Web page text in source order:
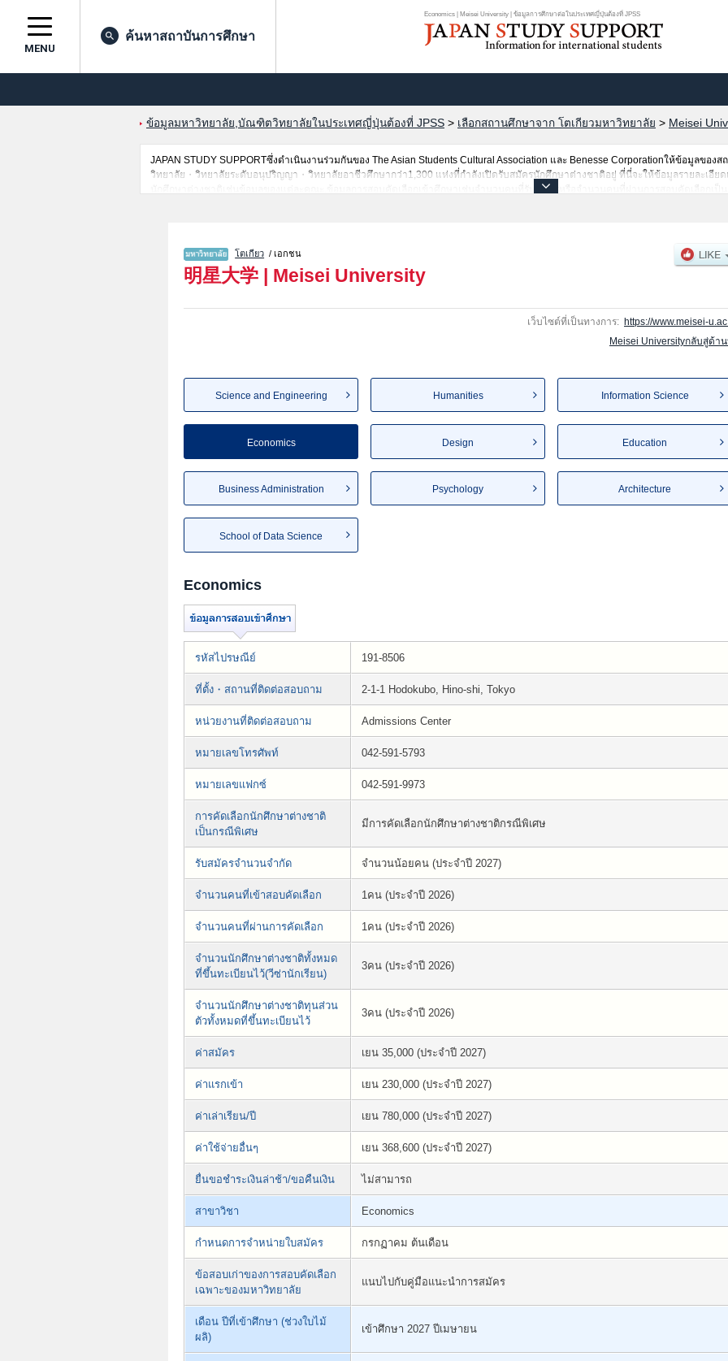
Economics | Meisei University | ข้อมูลการศึกษาต่อในประเทศญี่ปุ่นต้องที่ JPSS
MENU
ค้นหาสถาบันการศึกษา
ข้อมูลมหาวิทยาลัย,บัณฑิตวิทยาลัยในประเทศญี่ปุ่นต้องที่ JPSS > เลือกสถานศึกษาจาก โตเกียวมหาวิทยาลัย > Meisei
JAPAN STUDY SUPPORTซึ่งดำเนินงานร่วมกันของ The Asian Students Cultural Association และ Benesse Corporationให้ข้อมูลข
วิทยาลัย・วิทยาลัยระดับอนุปริญญา・วิทยาลัยอาชีวศึกษากว่า1,300 แห่งที่กำลังเปิดรับสมัครนักศึกษาต่างชาติอยู่ ที่นี่จะให้ข้อมูลรายละเอียด
นักศึกษาต่างชาติเช่นข้อมูลของแต่ละคณะ,ข้อมูลการสอบคัดเลือกเข้าศึกษาเช่นจำนวนคนที่รับสมัครหรือจำนวนคนที่ผ่านการสอบคัดเลือกเ
โตเกียว / เอกชน
明星大学 | Meisei University
เว็บไซต์ที่เป็นทางการ: https://www.meisei-
Meisei Universityกลับสู่ด้า
Science and Engineering Humanities Information Science
Economics Design Education
Business Administration Psychology Architecture
School of Data Science
Economics
รหัสไปรษณีย์ 191-8506
ที่ตั้ง・สถานที่ติดต่อสอบถาม 2-1-1 Hodokubo, Hino-shi, Tokyo
หน่วยงานที่ติดต่อสอบถาม Admissions Center
หมายเลขโทรศัพท์ 042-591-5793
หมายเลขแฟกซ์ 042-591-9973
การคัดเลือกนักศึกษาต่างชาติ
เป็นกรณีพิเศษ
มีการคัดเลือกนักศึกษาต่างชาติกรณีพิเศษ
รับสมัครจำนวนจำกัด จำนวนน้อยคน (ประจำปี 2027)
จำนวนคนที่เข้าสอบคัดเลือก 1คน (ประจำปี 2026)
จำนวนคนที่ผ่านการคัดเลือก 1คน (ประจำปี 2026)
จำนวนนักศึกษาต่างชาติทั้งหมด
ที่ขึ้นทะเบียนไว้(วีซ่านักเรียน)
3คน (ประจำปี 2026)
จำนวนนักศึกษาต่างชาติทุนส่วน
ตัวทั้งหมดที่ขึ้นทะเบียนไว้
3คน (ประจำปี 2026)
ค่าสมัคร เยน 35,000 (ประจำปี 2027)
ค่าแรกเข้า เยน 230,000 (ประจำปี 2027)
ค่าเล่าเรียน/ปี เยน 780,000 (ประจำปี 2027)
ค่าใช้จ่ายอื่นๆ เยน 368,600 (ประจำปี 2027)
ยื่นขอชำระเงินล่าช้า/ขอคืนเงิน ไม่สามารถ
สาขาวิชา Economics
กำหนดการจำหน่ายใบสมัคร กรกฏาคม ต้นเดือน
ข้อสอบเก่าของการสอบคัดเลือก
เฉพาะของมหาวิทยาลัย
แนบไปกับคู่มือแนะนำการสมัคร
เดือน ปีที่เข้าศึกษา (ช่วงใบไม้
ผลิ)
เข้าศึกษา 2027 ปีเมษายน